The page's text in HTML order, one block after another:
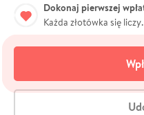
Dokonaj pierwszej
Każda złotówka się liczy.